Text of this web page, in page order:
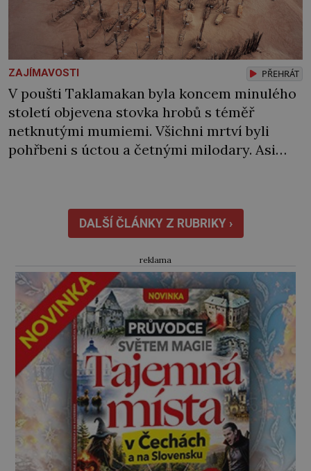
ZAJÍMAVOSTI PŘEHRÁT
V poušti Taklamakan byla koncem minulého
století objevena stovka hrobů s téměř
netknutými mumiemi. Všichni mrtví byli
pohřbeni s úctou a četnými milodary. Asi
draly blonďaté vlásky. Fakt, že jsou těla
dávných lidí nesmírně dobře zachovalá,
přičítají odborníci zdejším klimatickým
podmínkám. Sucho, prosolené písky a
extrémně […]
DALŠÍ ČLÁNKY Z RUBRIKY ›
reklama